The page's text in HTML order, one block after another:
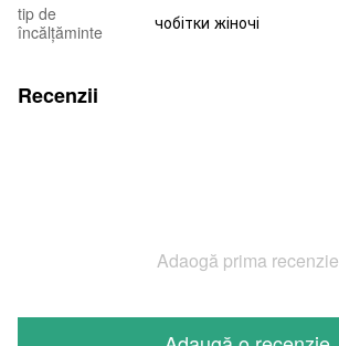
tip de
încălțăminte
чобітки жіночі
Recenzii
Adaogă prima recenzie